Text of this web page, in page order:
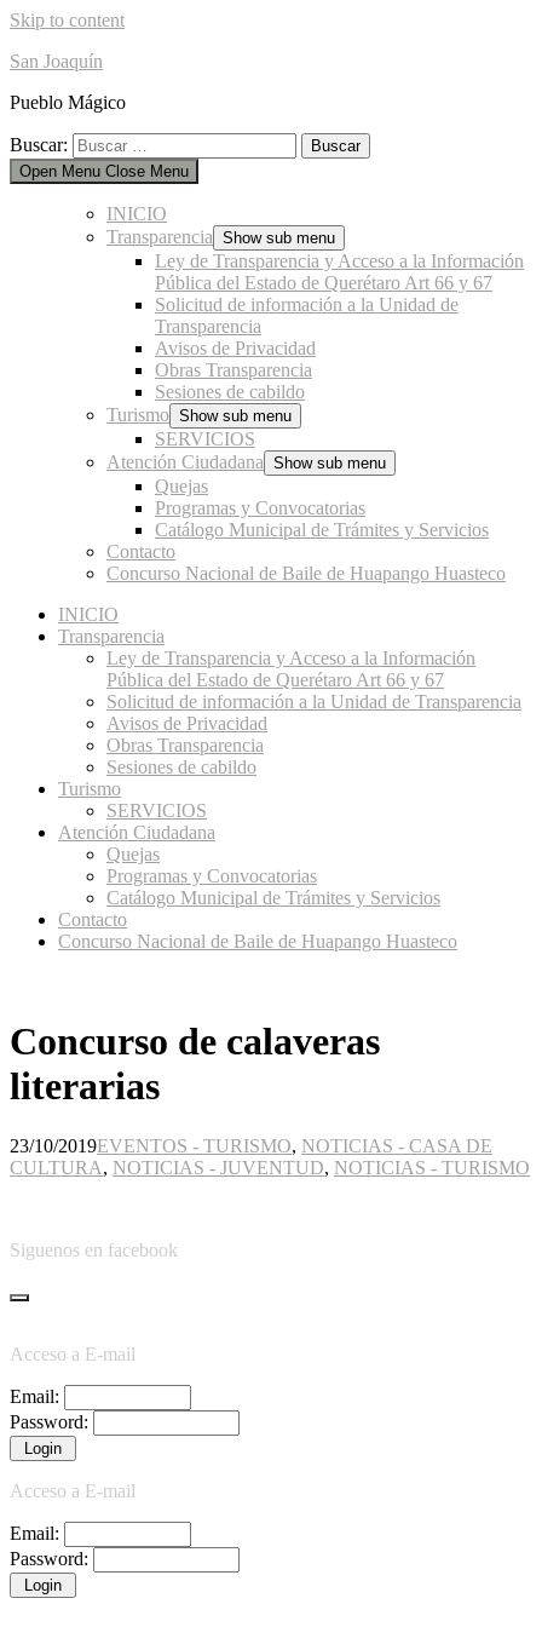
Skip to content
San Joaquín
Pueblo Mágico
Buscar:
Open Menu Close Menu
INICIO
Transparencia Show sub menu
Ley de Transparencia y Acceso a la Información
Pública del Estado de Querétaro Art 66 y 67
Solicitud de información a la Unidad de
Transparencia
Avisos de Privacidad
Obras Transparencia
Sesiones de cabildo
Turismo Show sub menu
SERVICIOS
Atención Ciudadana Show sub menu
Quejas
Programas y Convocatorias
Catálogo Municipal de Trámites y Servicios
Contacto
Concurso Nacional de Baile de Huapango Huasteco
INICIO
Transparencia
Ley de Transparencia y Acceso a la Información
Pública del Estado de Querétaro Art 66 y 67
Solicitud de información a la Unidad de Transparencia
Avisos de Privacidad
Obras Transparencia
Sesiones de cabildo
Turismo
SERVICIOS
Atención Ciudadana
Quejas
Programas y Convocatorias
Catálogo Municipal de Trámites y Servicios
Contacto
Concurso Nacional de Baile de Huapango Huasteco
Concurso de calaveras
literarias
23/10/2019EVENTOS - TURISMO, NOTICIAS - CASA DE
CULTURA, NOTICIAS - JUVENTUD, NOTICIAS - TURISMO
Siguenos en facebook
Acceso a E-mail
Email:
Password:
Acceso a E-mail
Email:
Password: